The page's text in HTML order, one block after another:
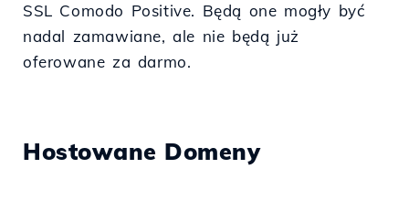
SSL Comodo Positive. Będą one mogły być
nadal zamawiane, ale nie będą już
oferowane za darmo.
Hostowane Domeny